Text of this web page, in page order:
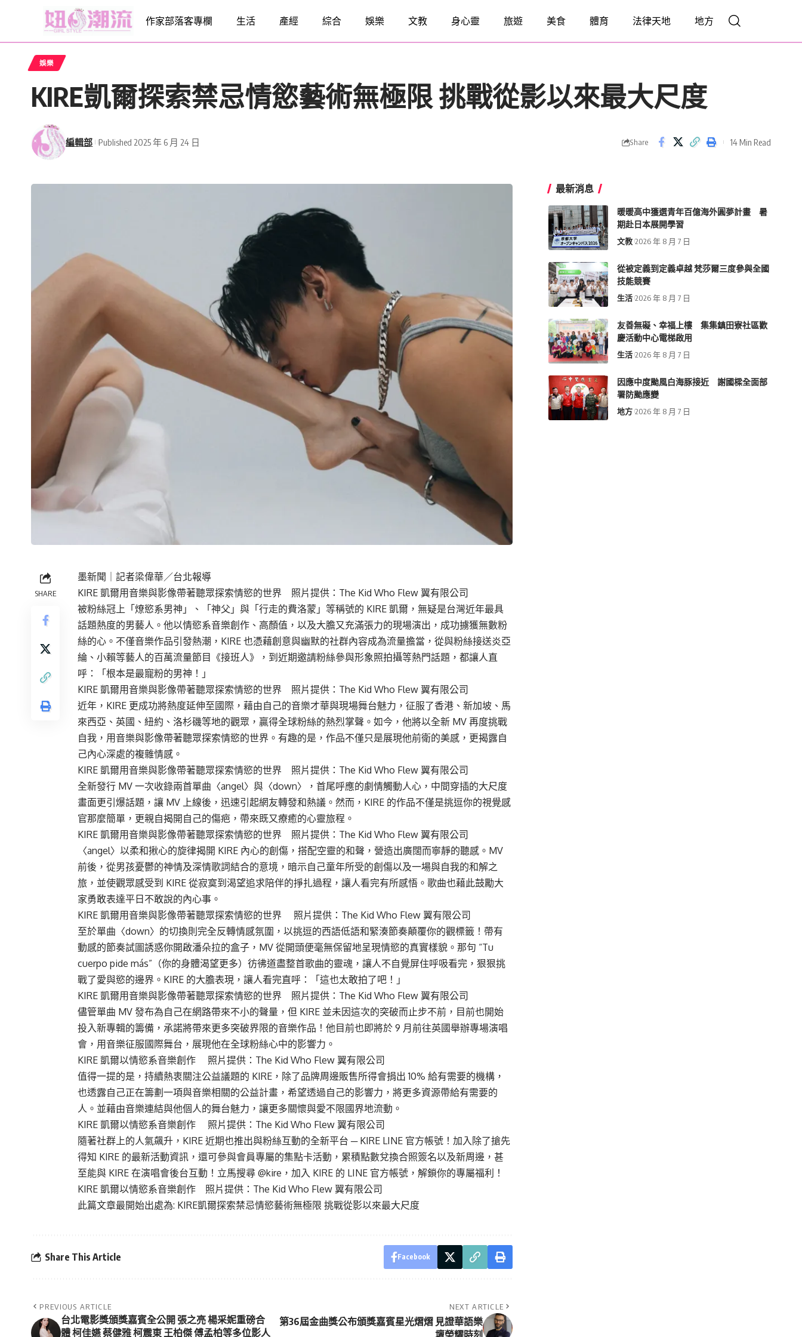
作家部落客專欄 生活 產經 綜合 娛樂 文教 身心靈 旅遊 美食 體育 法律天地 地方
娛樂
KIRE凱爾探索禁忌情慾藝術無極限 挑戰從影以來最大尺度
編輯部 Published 2025 年 6 月 24 日 Share 14 Min Read
SHARE
墨新聞 ｜記者梁偉華／台北報導
KIRE 凱爾用音樂與影像帶著聽眾探索情慾的世界 照片提供：The Kid Who Flew 翼有限公司
被粉絲冠上「燎慾系男神」、「神父」與「行走的費洛蒙」等稱號的 KIRE 凱爾，無疑是台灣近年最具
話題熱度的男藝人。他以情慾系音樂創作、高顏值，以及大膽又充滿張力的現場演出，成功擄獲無數粉
絲的心。不僅音樂作品引發熱潮，KIRE 也憑藉創意與幽默的社群內容成為流量擔當，從與粉絲接送炎亞
綸、小賴等藝人的百萬流量節目《接班人》，到近期邀請粉絲參與形象照拍攝等熱門話題，都讓人直
呼：「根本是最寵粉的男神！」
KIRE 凱爾用音樂與影像帶著聽眾探索情慾的世界 照片提供：The Kid Who Flew 翼有限公司
近年，KIRE 更成功將熱度延伸至國際，藉由自己的音樂才華與現場舞台魅力，征服了香港、新加坡、馬
來西亞、英國、紐約、洛杉磯等地的觀眾，贏得全球粉絲的熱烈掌聲。如今，他將以全新 MV 再度挑戰
自我，用音樂與影像帶著聽眾探索情慾的世界。有趣的是，作品不僅只是展現他前衛的美感，更揭露自
己內心深處的複雜情感。
KIRE 凱爾用音樂與影像帶著聽眾探索情慾的世界 照片提供：The Kid Who Flew 翼有限公司
全新發行 MV 一次收錄兩首單曲〈angel〉與〈down〉，首尾呼應的劇情觸動人心，中間穿插的大尺度
畫面更引爆話題，讓 MV 上線後，迅速引起網友轉發和熱議。然而，KIRE 的作品不僅是挑逗你的視覺感
官那麼簡單，更親自揭開自己的傷疤，帶來既又療癒的心靈旅程。
KIRE 凱爾用音樂與影像帶著聽眾探索情慾的世界 照片提供：The Kid Who Flew 翼有限公司
〈angel〉以柔和揪心的旋律揭開 KIRE 內心的創傷，搭配空靈的和聲，營造出廣闊而寧靜的聽感。MV
前後，從男孩憂鬱的神情及深情歌詞結合的意境，暗示自己童年所受的創傷以及一場與自我的和解之
旅，並使觀眾感受到 KIRE 從寂寞到渴望追求陪伴的掙扎過程，讓人看完有所感悟。歌曲也藉此鼓勵大
家勇敢表達平日不敢說的內心事。
KIRE 凱爾用音樂與影像帶著聽眾探索情慾的世界 照片提供：The Kid Who Flew 翼有限公司
至於單曲〈down〉的切換則完全反轉情感氛圍，以挑逗的西語低語和緊湊節奏顛覆你的觀標籤！帶有
動感的節奏試圖誘惑你開啟潘朵拉的盒子，MV 從開頭便毫無保留地呈現情慾的真實樣貌。那句 “Tu
cuerpo pide más”（你的身體渴望更多）彷彿道盡整首歌曲的靈魂，讓人不自覺屏住呼吸看完，狠狠挑
戰了愛與慾的邊界。KIRE 的大膽表現，讓人看完直呼：「這也太敢拍了吧！」
KIRE 凱爾用音樂與影像帶著聽眾探索情慾的世界 照片提供：The Kid Who Flew 翼有限公司
儘管單曲 MV 發布為自己在網路帶來不小的聲量，但 KIRE 並未因這次的突破而止步不前，目前也開始
投入新專輯的籌備，承諾將帶來更多突破界限的音樂作品！他目前也即將於 9 月前往英國舉辦專場演唱
會，用音樂征服國際舞台，展現他在全球粉絲心中的影響力。
KIRE 凱爾以情慾系音樂創作 照片提供：The Kid Who Flew 翼有限公司
值得一提的是，持續熱衷關注公益議題的 KIRE，除了品牌周邊販售所得會捐出 10% 給有需要的機構，
也透露自己正在籌劃一項與音樂相關的公益計畫，希望透過自己的影響力，將更多資源帶給有需要的
人。並藉由音樂連結與他個人的舞台魅力，讓更多關懷與愛不限國界地流動。
KIRE 凱爾以情慾系音樂創作 照片提供：The Kid Who Flew 翼有限公司
隨著社群上的人氣飆升，KIRE 近期也推出與粉絲互動的全新平台 ─ KIRE LINE 官方帳號！加入除了搶先
得知 KIRE 的最新活動資訊，還可參與會員專屬的集點卡活動，累積點數兌換合照簽名以及新周邊，甚
至能與 KIRE 在演唱會後台互動！立馬搜尋 @kire，加入 KIRE 的 LINE 官方帳號，解鎖你的專屬福利！
KIRE 凱爾以情慾系音樂創作 照片提供：The Kid Who Flew 翼有限公司
此篇文章最開始出處為: KIRE凱爾探索禁忌情慾藝術無極限 挑戰從影以來最大尺度
Share This Article Facebook
PREVIOUS ARTICLE
台北電影獎頒獎嘉賓全公開 張之亮 楊采妮重磅合
體 柯佳嬿 蔡健雅 柯震東 王柏傑 傅孟柏等多位影人
NEXT ARTICLE
第36屆金曲獎公布頒獎嘉賓星光熠熠 見證華語樂
最新消息
暖暖高中獲選青年百億海外圓夢計畫 暑
期赴日本展開學習
文教 2026 年 8 月 7 日
從被定義到定義卓越 梵莎爾三度參與全國
技能競賽
生活 2026 年 8 月 7 日
友善無礙、幸福上樓 集集鎮田寮社區歡
慶活動中心電梯啟用
生活 2026 年 8 月 7 日
因應中度颱風白海豚接近 謝國樑全面部
署防颱應變
地方 2026 年 8 月 7 日